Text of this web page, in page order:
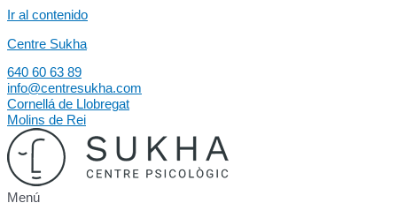
Ir al contenido
Centre Sukha
640 60 63 89
info@centresukha.com
Cornellá de Llobregat
Molins de Rei
Menú